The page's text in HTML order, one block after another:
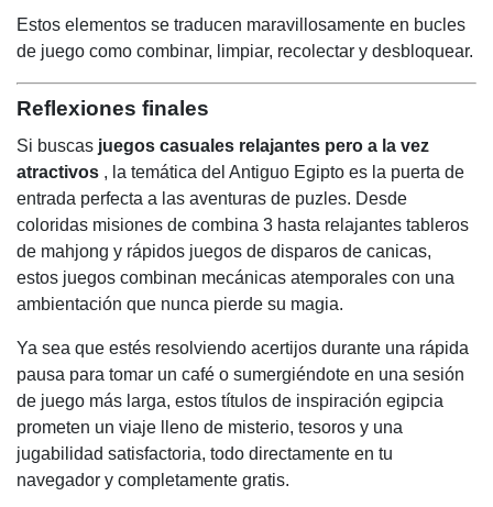
Estos elementos se traducen maravillosamente en bucles
de juego como combinar, limpiar, recolectar y desbloquear.
Reflexiones finales
Si buscas juegos casuales relajantes pero a la vez
atractivos , la temática del Antiguo Egipto es la puerta de
entrada perfecta a las aventuras de puzles. Desde
coloridas misiones de combina 3 hasta relajantes tableros
de mahjong y rápidos juegos de disparos de canicas,
estos juegos combinan mecánicas atemporales con una
ambientación que nunca pierde su magia.
Ya sea que estés resolviendo acertijos durante una rápida
pausa para tomar un café o sumergiéndote en una sesión
de juego más larga, estos títulos de inspiración egipcia
prometen un viaje lleno de misterio, tesoros y una
jugabilidad satisfactoria, todo directamente en tu
navegador y completamente gratis.